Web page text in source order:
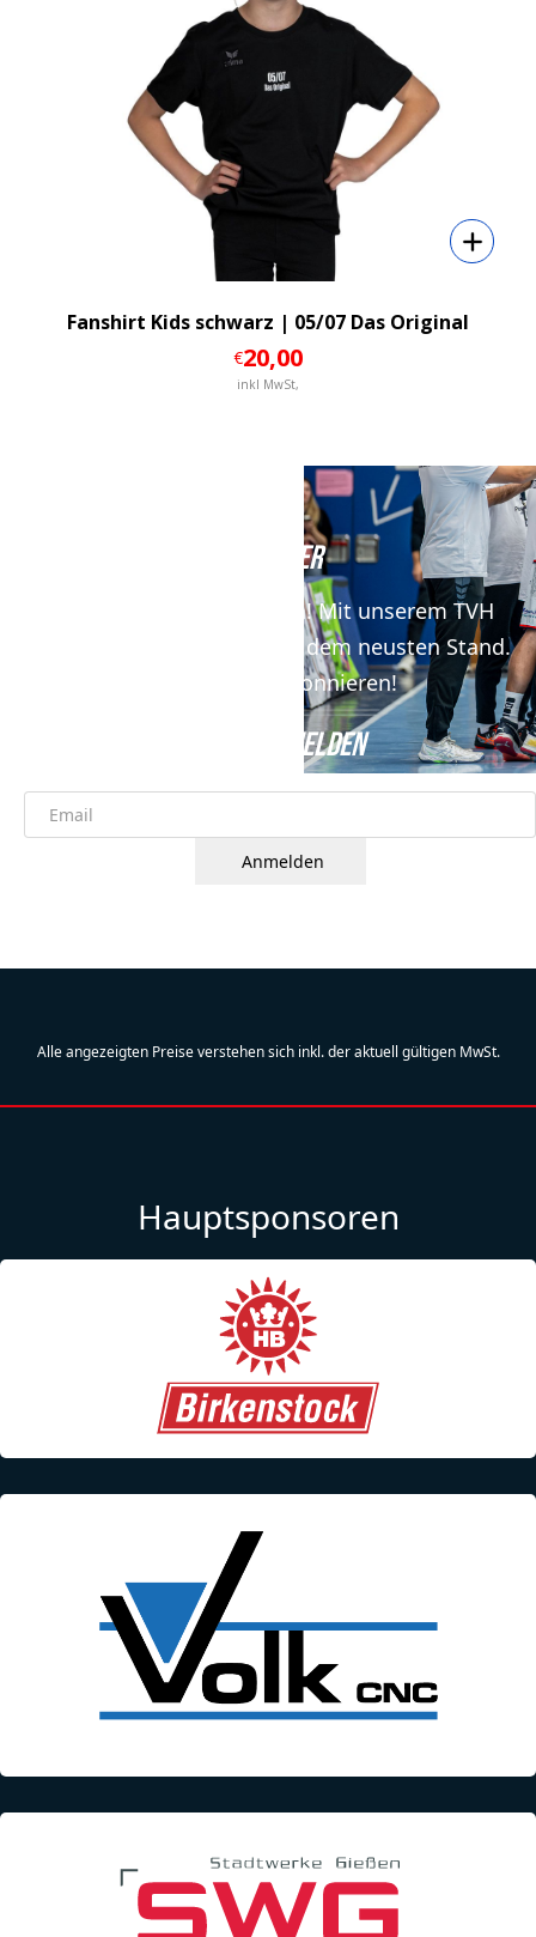
Fanshirt Kids schwarz | 05/07 Das Original
€20,00
inkl MwSt,
NEWSLETTER
Keine News mehr verpassen! Mit unserem TVH
Newsletter bist du immer auf dem neusten Stand.
Jetzt kostenfrei abonnieren!
JETZT ANMELDEN
Anmelden
Alle angezeigten Preise verstehen sich inkl. der aktuell gültigen MwSt.
Hauptsponsoren